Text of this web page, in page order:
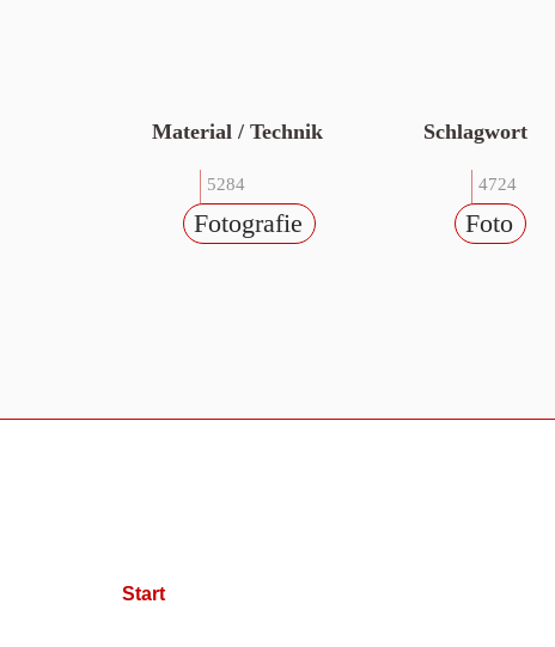
Material / Technik
5284
Fotografie
Schlagwort
4724
Foto
Start